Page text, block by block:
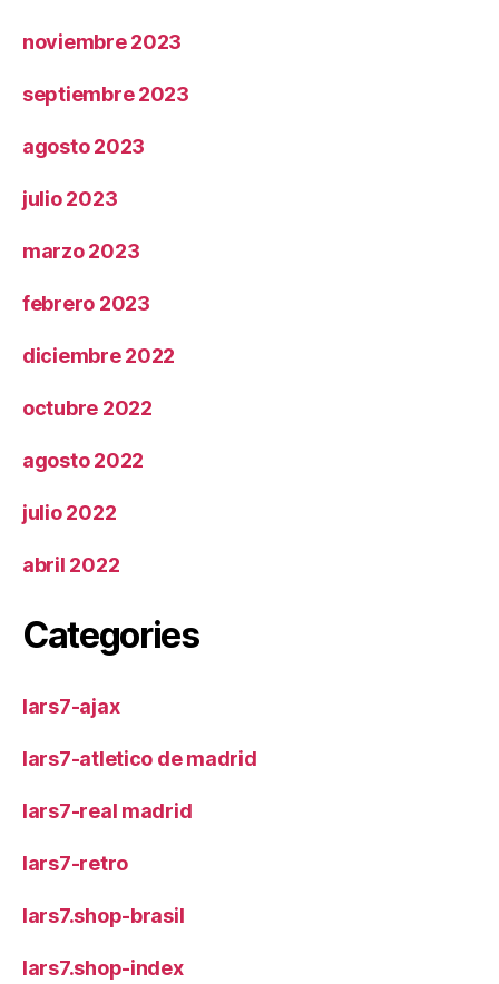
noviembre 2023
septiembre 2023
agosto 2023
julio 2023
marzo 2023
febrero 2023
diciembre 2022
octubre 2022
agosto 2022
julio 2022
abril 2022
Categories
lars7-ajax
lars7-atletico de madrid
lars7-real madrid
lars7-retro
lars7.shop-brasil
lars7.shop-index